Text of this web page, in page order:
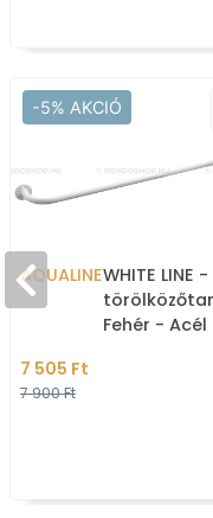
-5% AKCIÓ
AQUALINEWHITE LINE
Fehér - Acél
7 505 Ft
7 900 Ft